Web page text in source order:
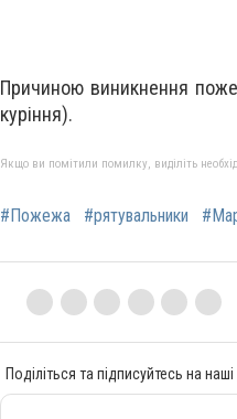
Причиною виникнення
куріння).
Якщо ви помітили помилку, виділіть
#Пожежа #рятувальники
Поділіться та підписуйтесь на